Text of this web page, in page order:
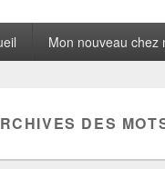
Mon nouveau chez
DES